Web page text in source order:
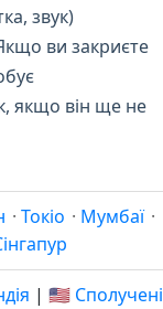
звук)
ви закриєте
якщо він ще не
· Токіо · Мумбаї ·
| 🇺🇸 Сполучені